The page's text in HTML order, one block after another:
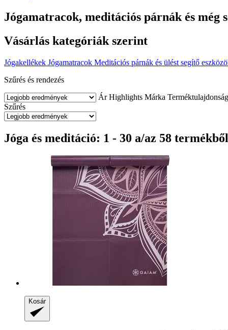
Jógamatracok, meditációs párnák és
Vásárlás kategóriák szerint
Jógakellékek Jógamatracok Meditációs párnák és ülést segítő
Szűrés és rendezés
Ár Highlights Márka
Szűrés
Jóga és meditáció: 1 - 30 a/az 58 termékből
Kosár